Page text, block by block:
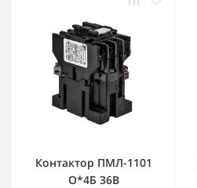
Контактор ПМЛ-1101
О*4Б 36В